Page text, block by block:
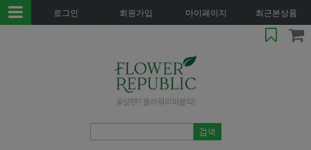
로그인 회원가입 마이페이지 최근본상품